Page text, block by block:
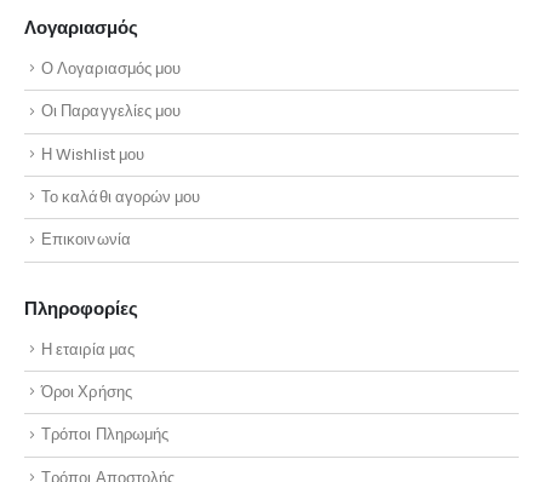
Λογαριασμός
Ο Λογαριασμός μου
Οι Παραγγελίες μου
Η Wishlist μου
Το καλάθι αγορών μου
Επικοινωνία
Πληροφορίες
Η εταιρία μας
Όροι Χρήσης
Τρόποι Πληρωμής